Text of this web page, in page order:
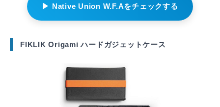
▶ Native Union W.F.Aをチェックする
FIKLIK Origami ハードガジェットケース